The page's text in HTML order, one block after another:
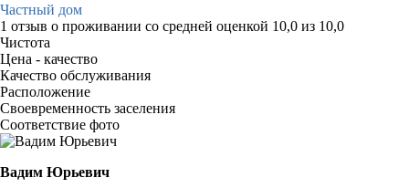
Частный дом
1 отзыв о проживании со средней оценкой 10,0 из 10,0
Чистота
Цена - качество
Качество обслуживания
Расположение
Своевременность заселения
Соответствие фото
Вадим Юрьевич